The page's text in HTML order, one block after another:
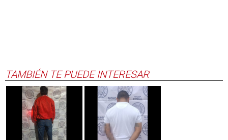
TAMBIÉN TE PUEDE INTERESAR